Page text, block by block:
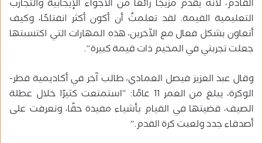
القادم، لأنه يقدم مزيجًا رائعًا من الأجواء الإيجابية والتجارب
التعليمية القيمة. لقد تعلمتُ أن أكون أكثر انفتاحًا، وكيف
أتعاون بشكل فعال مع الآخرين، هذه المهارات التي اكتسبتها
جعلت تجربتي في المخيم ذات قيمة كبيرة”.
وقال عبد العزيز فيصل العمادي، طالب آخر في أكاديمية قطر-
الوكرة، يبلغ من العمر 11 عامًا: “استمتعت كثيرًا خلال عطلة
الصيف، قضيتها في القيام بأشياء مفيدة حقًا، وتعرفت على
أصدقاء جدد ولعبت كرة القدم.”